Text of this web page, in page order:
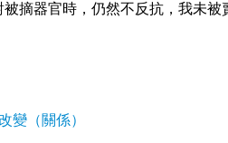
摘器官時，仍然不反抗，我未
變（關係）